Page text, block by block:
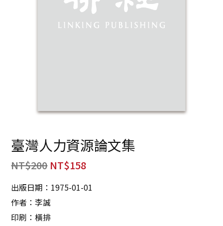
臺灣人力資源論文集
NT$200 NT$158
出版日期：1975-01-01
作者：李誠
印刷：橫排